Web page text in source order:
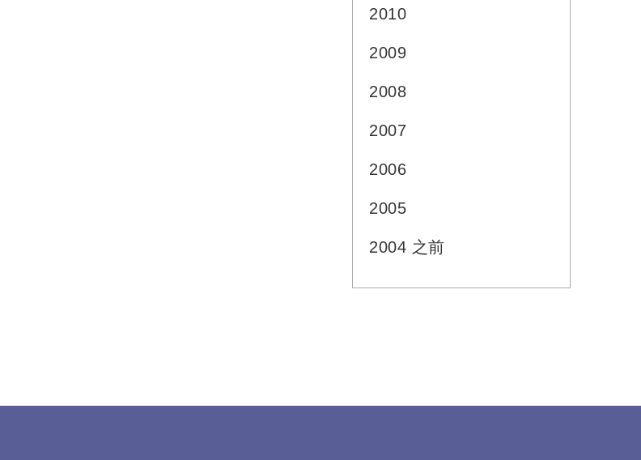
2010
2009
2008
2007
2006
2005
2004 之前